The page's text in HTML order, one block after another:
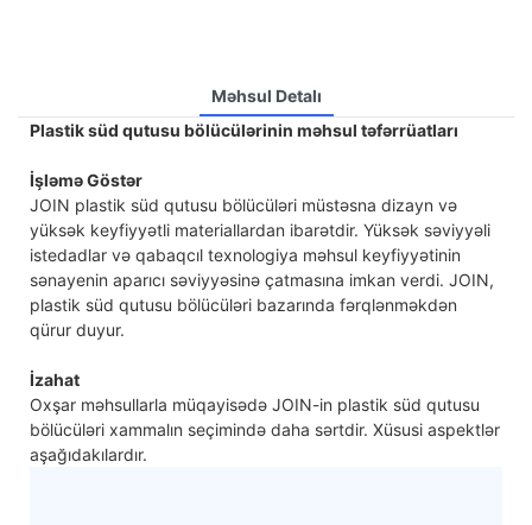
Məhsul Detalı
Plastik süd qutusu bölücülərinin məhsul təfərrüatları
İşləmə Göstər
JOIN plastik süd qutusu bölücüləri müstəsna dizayn və
yüksək keyfiyyətli materiallardan ibarətdir. Yüksək səviyyəli
istedadlar və qabaqcıl texnologiya məhsul keyfiyyətinin
sənayenin aparıcı səviyyəsinə çatmasına imkan verdi. JOIN,
plastik süd qutusu bölücüləri bazarında fərqlənməkdən
qürur duyur.
İzahat
Oxşar məhsullarla müqayisədə JOIN-in plastik süd qutusu
bölücüləri xammalın seçimində daha sərtdir. Xüsusi aspektlər
aşağıdakılardır.